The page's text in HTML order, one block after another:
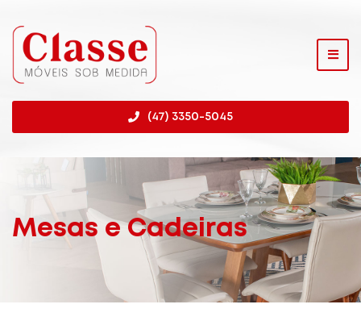
(47) 3350-5045
Mesas e Cadeiras